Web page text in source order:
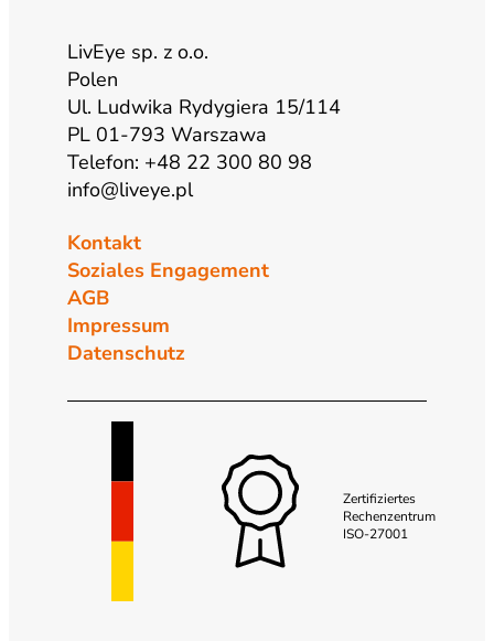
LivEye sp. z o.o.
Polen
Ul. Ludwika Rydygiera 15/114
PL 01-793 Warszawa
Telefon: +48 22 300 80 98
info@liveye.pl
Kontakt
Soziales Engagement
AGB
Impressum
Datenschutz
Zertifiziertes
Rechenzentrum
ISO-27001